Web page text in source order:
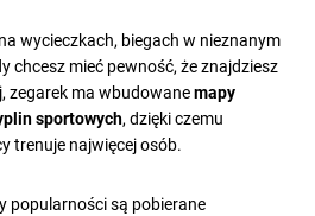
wycieczkach, biegach w nieznanym
chcesz mieć pewność, że znajdziesz
zegarek ma wbudowanemapy
sportowych, dzięki czemu
trenuje najwięcej osób.
popularności są pobierane